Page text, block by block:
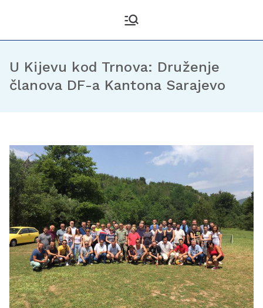
U Kijevu kod Trnova: Druženje
članova DF-a Kantona Sarajevo